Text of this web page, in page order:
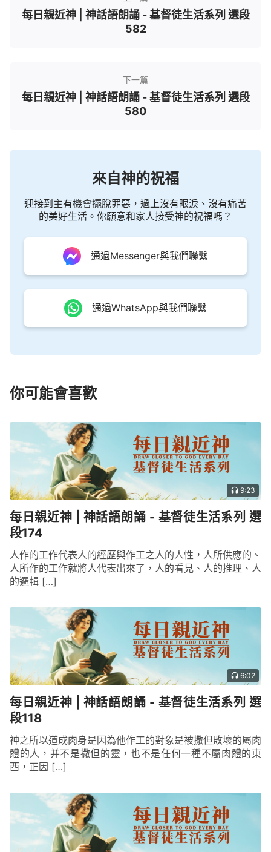
每日親近神 | 神話語朗誦 - 基督徒生活系列 選段
582
下一篇
每日親近神 | 神話語朗誦 - 基督徒生活系列 選段
580
來自神的祝福
迎接到主有機會擺脫罪惡，過上沒有眼淚、沒有痛苦
的美好生活。你願意和家人接受神的祝福嗎？
通過Messenger與我們聯繫
通過WhatsApp與我們聯繫
你可能會喜歡
9:23
每日親近神 | 神話語朗誦 - 基督徒生活系列 選
段174
人作的工作代表人的經歷與作工之人的人性，人所供應的、
人所作的工作就將人代表出來了，人的看見、人的推理、人
的邏輯 […]
6:02
每日親近神 | 神話語朗誦 - 基督徒生活系列 選
段118
神之所以道成肉身是因為他作工的對象是被撒但敗壞的屬肉
體的人，并不是撒但的靈，也不是任何一種不屬肉體的東
西，正因 […]